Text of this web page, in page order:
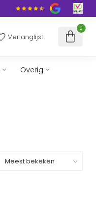
Verlanglijst
0
Overig